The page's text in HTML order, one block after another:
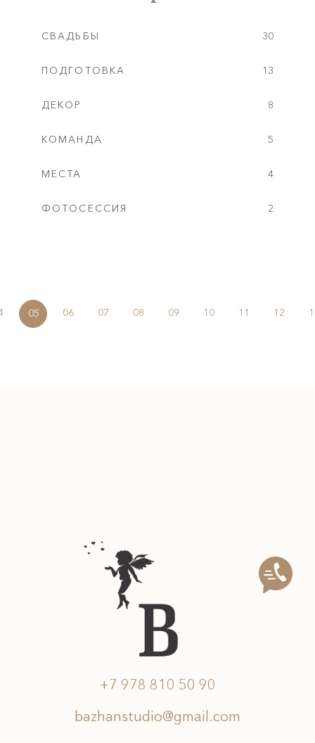
СВАДЬБЫ 30
ПОДГОТОВКА 13
ДЕКОР 8
КОМАНДА 5
МЕСТА 4
ФОТОСЕССИЯ 2
05 06 07 08 09 10 11 12
+7 978 810 50 90
bazhanstudio@gmail.com